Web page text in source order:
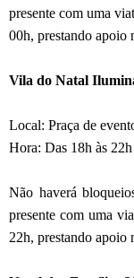
presente com uma
00h, prestando apoio
Vila do Natal
Local: Praça de
Hora: Das 18h às 22h
Não haverá
presente com uma
22h, prestando apoio